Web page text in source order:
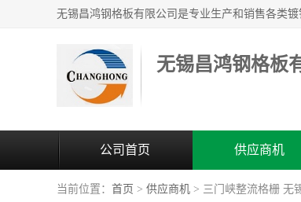
无锡昌鸿钢格板
公司首页 供应商机
当前位置： 首页 > 供应商机 > 三门峡整流格栅 无